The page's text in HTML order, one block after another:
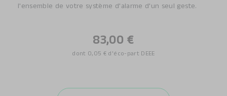
l'ensemble de votre système d'alarme d'un seul geste.
83,00 €
dont 0,05 € d'éco-part DEEE